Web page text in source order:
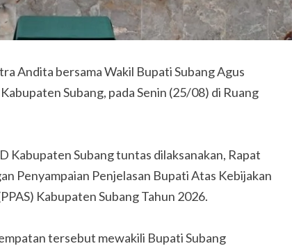
Andita bersama Wakil Bupati Subang Agus
Subang, pada Senin (25/08) di Ruang
Kabupaten Subang tuntas dilaksanakan, Rapat
Penyampaian Penjelasan Bupati Atas Kebijakan
Kabupaten Subang Tahun 2026.
tersebut mewakili Bupati Subang